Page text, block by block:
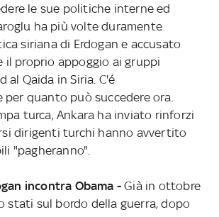
le sue politiche interne ed
ha più volte duramente
siriana di Erdogan e accusato
il proprio appoggio ai gruppi
al Qaida in Siria. C'é
per quanto può succedere ora.
turca, Ankara ha inviato rinforzi
dirigenti turchi hanno avvertito
"pagheranno".
incontra Obama -Già in ottobre
stati sul bordo della guerra, dopo